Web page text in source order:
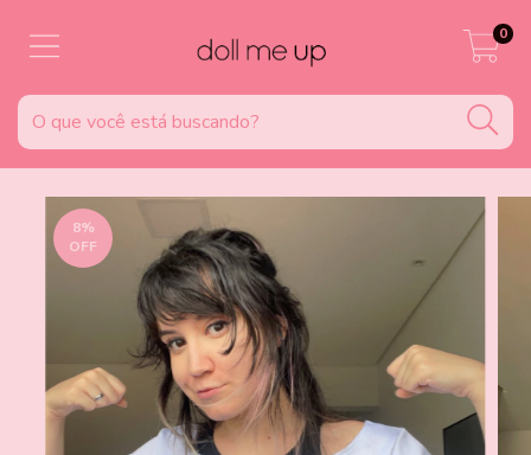
0
8%
OFF